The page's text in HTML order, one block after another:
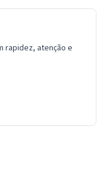
rapidez, atenção e